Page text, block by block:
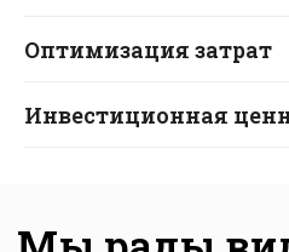
Оптимизация затрат
Инвестиционная